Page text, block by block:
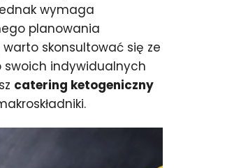
wymaga
planowania
skonsultować się ze
indywidualnych
catering ketogeniczny